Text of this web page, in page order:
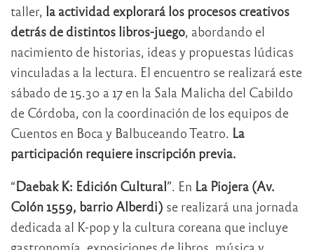
taller, la actividad explorará los procesos creativos
detrás de distintos libros-juego, abordando el
nacimiento de historias, ideas y propuestas lúdicas
vinculadas a la lectura. El encuentro se realizará este
sábado de 15.30 a 17 en la Sala Malicha del Cabildo
de Córdoba, con la coordinación de los equipos de
Cuentos en Boca y Balbuceando Teatro. La
participación requiere inscripción previa.
“Daebak K: Edición Cultural”. En La Piojera (Av.
Colón 1559, barrio Alberdi) se realizará una jornada
dedicada al K-pop y la cultura coreana que incluye